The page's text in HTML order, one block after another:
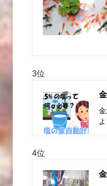
3位
4位